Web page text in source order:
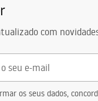
Metal, Plástico
1001 - 1500 lm
LED integrada
LED integrada
com
os seus dados,